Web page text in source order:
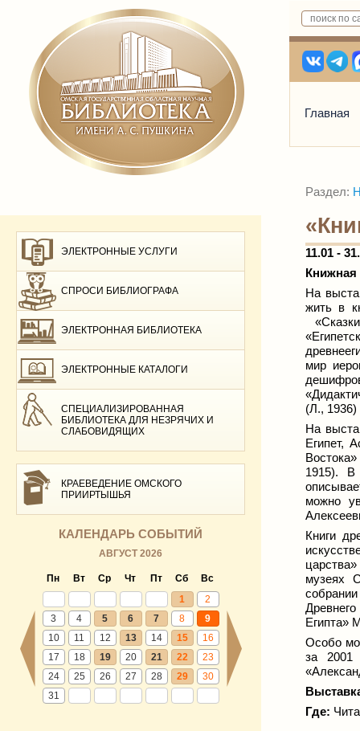
Главная
ЭЛЕКТРОННЫЕ УСЛУГИ
СПРОСИ БИБЛИОГРАФА
ЭЛЕКТРОННАЯ БИБЛИОТЕКА
ЭЛЕКТРОННЫЕ КАТАЛОГИ
СПЕЦИАЛИЗИРОВАННАЯ
БИБЛИОТЕКА ДЛЯ НЕЗРЯЧИХ И
СЛАБОВИДЯЩИХ
КРАЕВЕДЕНИЕ ОМСКОГО
ПРИИРТЫШЬЯ
КАЛЕНДАРЬ СОБЫТИЙ
АВГУСТ 2026
Пн Вт Ср Чт Пт Сб
Вс
1
2
3
4 5 6 7 8
9
10
11 12 13 14 15
16
17
18 19 20 21 22
23
24
25 26 27 28 29
30
31
Раздел:
11.01 -
Книжная
На
жить в
мир
(Л., 1936)
На
Египет,
1915). В
можно
Книги
музеях
Египта»
Особо
за 2001
Где: